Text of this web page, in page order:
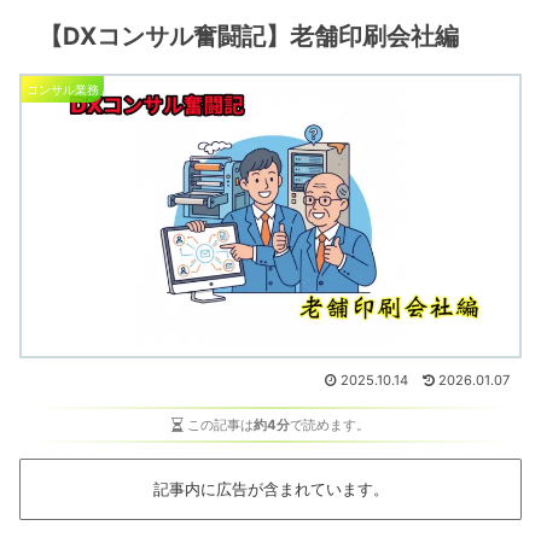
【DXコンサル奮闘記】老舗印刷会社編
コンサル業務
2025.10.14 2026.01.07
この記事は約4分で読めます。
記事内に広告が含まれています。